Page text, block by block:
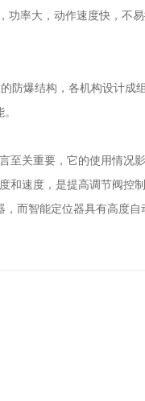
率大，动作速度快，不
防爆结构，各机构设计成
至关重要，它的使用情况
和速度，是提高调节阀控
而智能定位器具有高度